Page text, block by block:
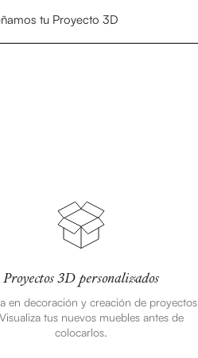
tu Proyecto 3D
Proyectos 3D personalizados
en decoración y creación de proyectos
tus nuevos muebles antes de
colocarlos.